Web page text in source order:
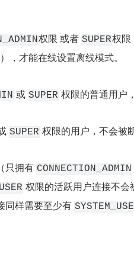
权限 或者 SUPER权限
，才能在线设置离线模式。
或 SUPER 权限的普通用户
SUPER 权限的用户，不会被
只拥有 CONNECTION_ADMIN
权限的活跃用户连接不会
同样需要至少有